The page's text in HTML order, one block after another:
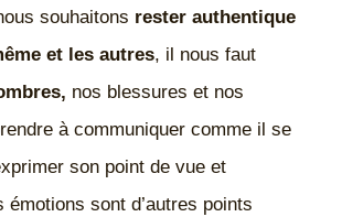
souhaitons rester authentique
et les autres, il nous faut
nos blessures et nos
à communiquer comme il se
son point de vue et
sont d’autres points